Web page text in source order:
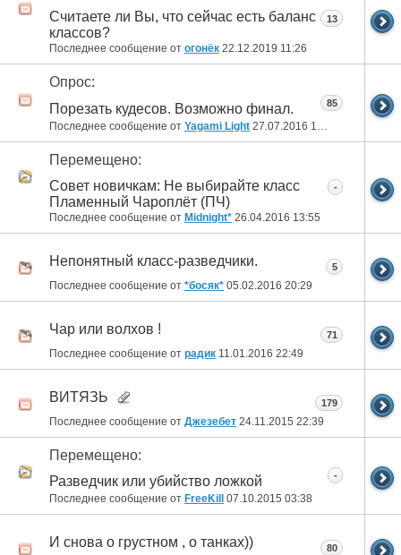
Считаете ли Вы, что сейчас есть баланс
классов?
Последнее сообщение от огонёк 22.12.2019 11:26
13
Опрос:
Порезать кудесов. Возможно финал.
Последнее сообщение от Yagami Light 27.07.2016 14:59
85
Перемещено:
Совет новичкам: Не выбирайте класс
Пламенный Чароплёт (ПЧ)
Последнее сообщение от Midnight* 26.04.2016 13:55
-
Непонятный класс-разведчики.
Последнее сообщение от *босяк* 05.02.2016 20:29
5
Чар или волхов !
Последнее сообщение от радик 11.01.2016 22:49
71
ВИТЯЗЬ
Последнее сообщение от Джезебет 24.11.2015 22:39
179
Перемещено:
Разведчик или убийство ложкой
Последнее сообщение от FreeKill 07.10.2015 03:38
-
И снова о грустном , о танках)) 80